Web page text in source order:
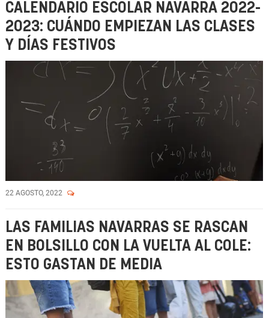
CALENDARIO ESCOLAR NAVARRA 2022-
2023: CUÁNDO EMPIEZAN LAS CLASES
Y DÍAS FESTIVOS
22 AGOSTO, 2022
LAS FAMILIAS NAVARRAS SE RASCAN
EN BOLSILLO CON LA VUELTA AL COLE:
ESTO GASTAN DE MEDIA